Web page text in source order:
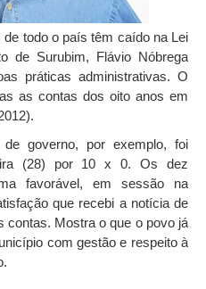
todo o país têm caído na Lei
de Surubim, Flávio Nóbrega
práticas administrativas. O
as contas dos oito anos em
governo, por exemplo, foi
(28) por 10 x 0. Os dez
favorável, em sessão na
que recebi a notícia de
contas. Mostra o que o povo já
com gestão e respeito à